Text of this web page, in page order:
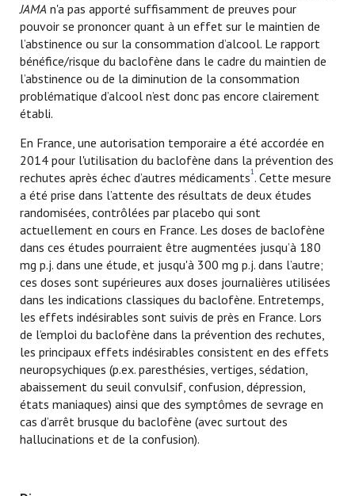
JAMA n'a pas apporté suffisamment de preuves pour
pouvoir se prononcer quant à un effet sur le maintien de
l’abstinence ou sur la consommation d’alcool. Le rapport
bénéfice/risque du baclofène dans le cadre du maintien de
l’abstinence ou de la diminution de la consommation
problématique d’alcool n’est donc pas encore clairement
établi.
En France, une autorisation temporaire a été accordée en
2014 pour l'utilisation du baclofène dans la prévention des
rechutes après échec d’autres médicaments1. Cette mesure
a été prise dans l’attente des résultats de deux études
randomisées, contrôlées par placebo qui sont
actuellement en cours en France. Les doses de baclofène
dans ces études pourraient être augmentées jusqu’à 180
mg p.j. dans une étude, et jusqu'à 300 mg p.j. dans l’autre;
ces doses sont supérieures aux doses journalières utilisées
dans les indications classiques du baclofène. Entretemps,
les effets indésirables sont suivis de près en France. Lors
de l’emploi du baclofène dans la prévention des rechutes,
les principaux effets indésirables consistent en des effets
neuropsychiques (p.ex. paresthésies, vertiges, sédation,
abaissement du seuil convulsif, confusion, dépression,
états maniaques) ainsi que des symptômes de sevrage en
cas d’arrêt brusque du baclofène (avec surtout des
hallucinations et de la confusion).